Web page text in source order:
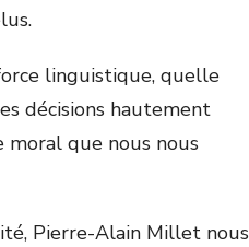
linguistique, quelle
décisions hautement
que nous nous
Pierre-Alain Millet nous